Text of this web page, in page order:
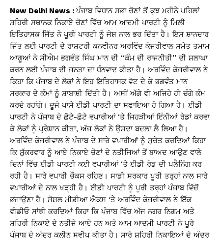
New Delhi News : ਪੰਜਾਬ ਵਿਧਾਨ ਸਭਾ ਚੋਣਾਂ ਤੋਂ ਕੁਝ ਮਹੀਨੇ ਪਹਿਲਾਂ
ਸ਼ਹਿਰੀ ਸਥਾਨਕ ਨਿਕਾਏ ਚੋਣਾਂ ਵਿੱਚ ਆਮ ਆਦਮੀ ਪਾਰਟੀ ਨੂੰ ਮਿਲੀ
ਇਤਿਹਾਸਕ ਜਿੱਤ ਨੇ ਪੂਰੀ ਪਾਰਟੀ ਨੂੰ ਜੋਸ਼ ਨਾਲ ਭਰ ਦਿੱਤਾ ਹੈ। ਇਸ ਸ਼ਾਨਦਾਰ
ਜਿੱਤ ਲਈ ਪਾਰਟੀ ਦੇ ਰਾਸ਼ਟਰੀ ਕਨਵੀਨਰ ਅਰਵਿੰਦ ਕੇਜਰੀਵਾਲ ਸਮੇਤ ਤਮਾਮ
ਆਗੂਆਂ ਨੇ ਸੀਐਮ ਭਗਵੰਤ ਸਿੰਘ ਮਾਨ ਦੀ ‘‘ਕੰਮ ਦੀ ਰਾਜਨੀਤੀ’’ ਦੀ ਸ਼ਲਾਘਾ
ਕਰਨ ਲਈ ਪੰਜਾਬ ਦੀ ਜਨਤਾ ਦਾ ਧੰਨਵਾਦ ਕੀਤਾ ਹੈ। ਅਰਵਿੰਦ ਕੇਜਰੀਵਾਲ ਨੇ
ਕਿਹਾ ਕਿ ਪੰਜਾਬ ਦੇ ਲੋਕਾਂ ਨੇ ਇਹ ਇਤਿਹਾਸਕ ਵੋਟ ਦੇ ਕੇ ਭਗਵੰਤ ਮਾਨ
ਸਰਕਾਰ ਦੇ ਕੰਮਾਂ ਨੂੰ ਸ਼ਾਬਾਸ਼ੀ ਦਿੱਤੀ ਹੈ। ਅਸੀਂ ਅੱਗੇ ਵੀ ਅਜਿਹੇ ਹੀ ਚੰਗੇ ਕੰਮ
ਕਰਦੇ ਰਹਾਂਗੇ। ਦੂਜੇ ਪਾਸੇ ਈਡੀ ਪਾਰਟੀ ਦਾ ਸਫਾਇਆ ਹੋ ਗਿਆ ਹੈ। ਈਡੀ
ਪਾਰਟੀ ਨੇ ਪੰਜਾਬ ਦੇ ਛੋਟੇ-ਛੋਟੇ ਵਪਾਰੀਆਂ ‘ਤੇ ਜਿਹੜੀਆਂ ਇੰਨੀਆਂ ਰੇਡਾਂ ਕਰਵਾ
ਕੇ ਲੋਕਾਂ ਨੂੰ ਪ੍ਰੇਸ਼ਾਨ ਕੀਤਾ, ਅੱਜ ਲੋਕਾਂ ਨੇ ਉਸਦਾ ਬਦਲਾ ਲੈ ਲਿਆ ਹੈ।
ਅਰਵਿੰਦ ਕੇਜਰੀਵਾਲ ਨੇ ਪੰਜਾਬ ਦੇ ਸਾਰੇ ਵਪਾਰੀਆਂ ਨੂੰ ਸੁਚੇਤ ਕਰਦਿਆਂ ਕਿਹਾ
ਕਿ ਸ਼ੁੱਕਰਵਾਰ ਨੂੰ ਆਏ ਨਿਕਾਏ ਚੋਣਾਂ ਦੇ ਨਤੀਜਿਆਂ ਤੋਂ ਬਾਅਦ ਆਉਣ ਵਾਲੇ
ਦਿਨਾਂ ਵਿੱਚ ਈਡੀ ਪਾਰਟੀ ਕਈ ਵਪਾਰੀਆਂ ‘ਤੇ ਈਡੀ ਰੇਡ ਦੀ ਪਲੈਨਿੰਗ ਕਰ
ਰਹੀ ਹੈ। ਸਾਰੇ ਵਪਾਰੀ ਚੌਕਸ ਰਹਿਣ। ਸਾਡੀ ਸਰਕਾਰ ਪੂਰੀ ਤਰ੍ਹਾਂ ਨਾਲ ਸਾਰੇ
ਵਪਾਰੀਆਂ ਦੇ ਨਾਲ ਖੜ੍ਹੀ ਹੈ। ਈਡੀ ਪਾਰਟੀ ਨੂੰ ਪੂਰੀ ਤਰ੍ਹਾਂ ਪੰਜਾਬ ਵਿੱਚੋਂ
ਭਜਾਉਣਾ ਹੈ। ਸੋਸ਼ਲ ਮੀਡੀਆ ਐਕਸ ‘ਤੇ ਅਰਵਿੰਦ ਕੇਜਰੀਵਾਲ ਨੇ ਇੱਕ
ਵੀਡੀਓ ਸਾਂਝੀ ਕਰਦਿਆਂ ਕਿਹਾ ਕਿ ਪੰਜਾਬ ਵਿੱਚ ਅੱਜ ਨਗਰ ਨਿਗਮ ਅਤੇ
ਸ਼ਹਿਰੀ ਨਿਕਾਏ ਦੇ ਨਤੀਜੇ ਆਏ ਹਨ ਅਤੇ ਆਮ ਆਦਮੀ ਪਾਰਟੀ ਨੇ ਪੂਰੇ
ਪੰਜਾਬ ਦੇ ਅੰਦਰ ਕਲੀਨ ਸਵੀਪ ਕੀਤਾ ਹੈ। ਸਾਰੇ ਸ਼ਹਿਰੀ ਨਿਕਾਇਆਂ ਦੇ ਅੰਦਰ